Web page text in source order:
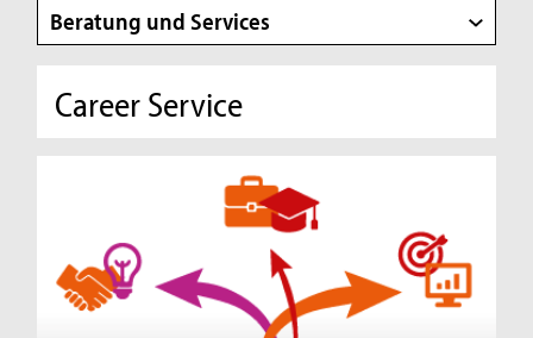
Beratung und Services
Career Service